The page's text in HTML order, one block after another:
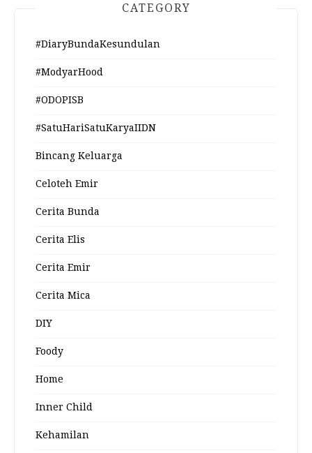
CATEGORY
#DiaryBundaKesundulan
#ModyarHood
#ODOPISB
#SatuHariSatuKaryaIIDN
Bincang Keluarga
Celoteh Emir
Cerita Bunda
Cerita Elis
Cerita Emir
Cerita Mica
DIY
Foody
Home
Inner Child
Kehamilan